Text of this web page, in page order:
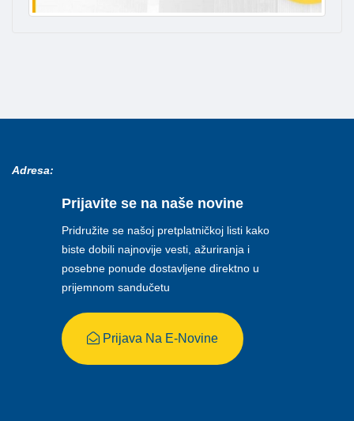
Adresa:
Prijavite se na naše novine
Pridružite se našoj pretplatničkoj listi kako
biste dobili najnovije vesti, ažuriranja i
posebne ponude dostavljene direktno u
prijemnom sandučetu
Prijava Na E-Novine